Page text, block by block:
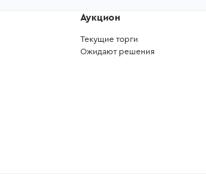
Аукцион
Текущие торги
Ожидают решения